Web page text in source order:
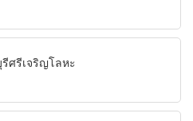
ศรีเจริญโลหะ